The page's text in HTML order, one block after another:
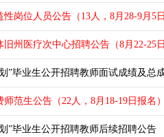
岗位人员公告（13人，8月28-9月5日
州医疗次中心招聘公告（8月22-25日
”毕业生公开招聘教师面试成绩及总
范生公告（22人，8月18-19日报名）
”毕业生公开招聘教师后续招聘公告